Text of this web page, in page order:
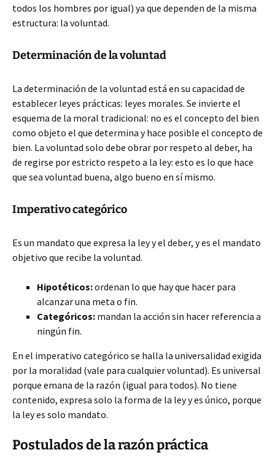
todos los hombres por igual) ya que dependen de la misma
estructura: la voluntad.
Determinación de la voluntad
La determinación de la voluntad está en su capacidad de
establecer leyes prácticas: leyes morales. Se invierte el
esquema de la moral tradicional: no es el concepto del bien
como objeto el que determina y hace posible el concepto de
bien. La voluntad solo debe obrar por respeto al deber, ha
de regirse por estricto respeto a la ley: esto es lo que hace
que sea voluntad buena, algo bueno en sí mismo.
Imperativo categórico
Es un mandato que expresa la ley y el deber, y es el mandato
objetivo que recibe la voluntad.
Hipotéticos:ordenan lo que hay que hacer para
alcanzar una meta o fin.
Categóricos: mandan la acción sin hacer referencia a
ningún fin.
En el imperativo categórico se halla la universalidad exigida
por la moralidad (vale para cualquier voluntad). Es universal
porque emana de la razón (igual para todos). No tiene
contenido, expresa solo la forma de la ley y es único, porque
la ley es solo mandato.
Postulados de la razón práctica